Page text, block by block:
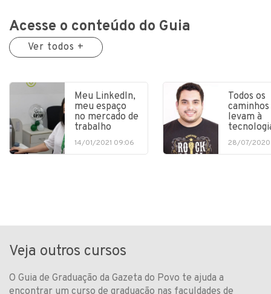
Acesse o conteúdo do Guia
Ver todos +
Meu LinkedIn,
meu espaço
no mercado de
trabalho
14/01/2021 09:06
Todos os
caminhos
levam à
28/07/2020
Veja outros cursos
O Guia de Graduação da Gazeta do Povo te ajuda a
encontrar um curso de graduação nas faculdades de